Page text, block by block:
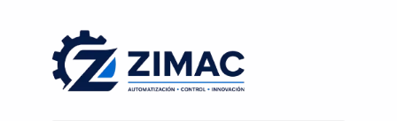
contenido